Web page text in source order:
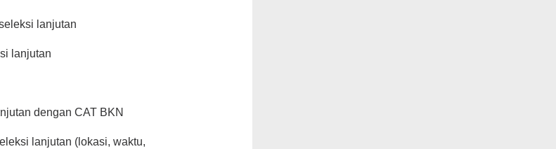
lanjutan
lanjutan
dengan CAT BKN
lanjutan (lokasi, waktu,